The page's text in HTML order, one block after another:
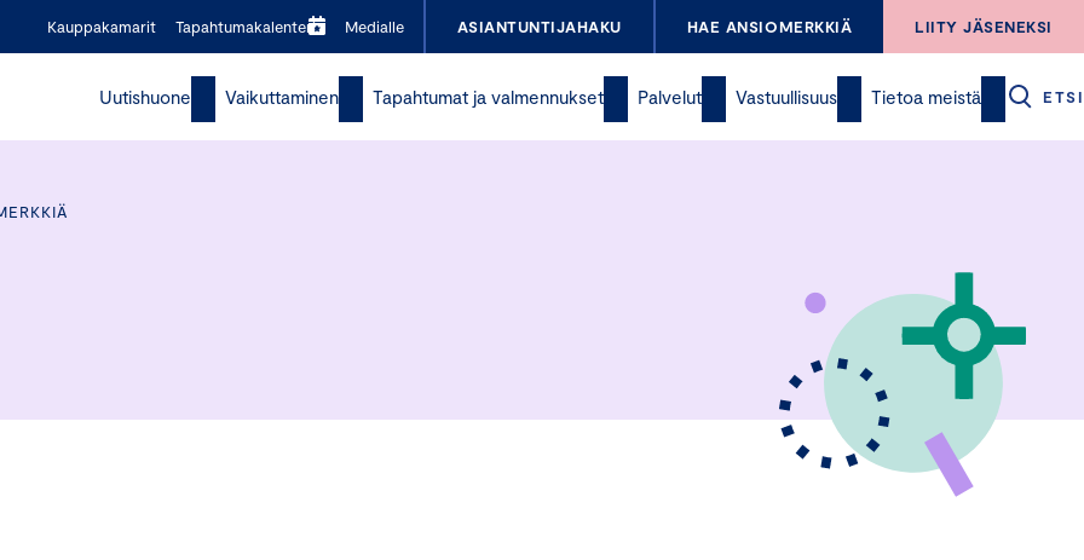
Kauppakamarit Tapahtumakalenteri Medialle ASIANTUNTIJAHAKU HAE ANSIOMERKKIÄ LIITY JÄSENEKSI
Uutishuone Vaikuttaminen Tapahtumat ja valmennukset Palvelut Vastuullisuus Tietoa meistä ETSI